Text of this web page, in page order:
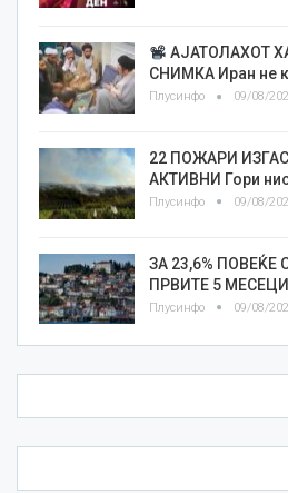
АЈАТОЛАХОТ
СНИМКА Иран не
Плусинфо 09/08/
22 ПОЖАРИ
АКТИВНИ Гори
Плусинфо 09/08/
ЗА 23,6% ПОВЕЌЕ
ПРВИТЕ 5
Плусинфо 09/08/